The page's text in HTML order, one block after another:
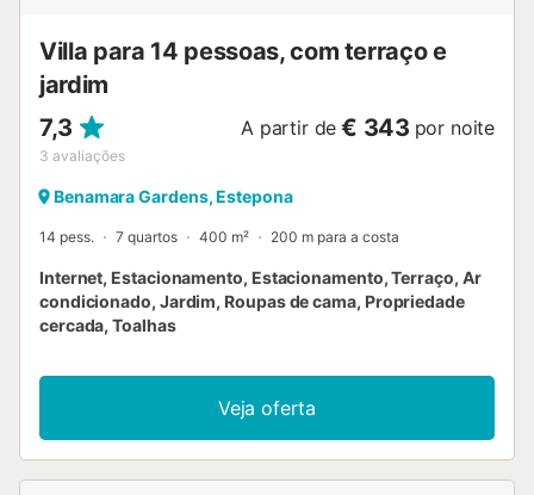
excelentes res...
Villa para 14 pessoas, com terraço e
jardim
7,3
3 avaliações
A partir de € 343 por noite
Benamara Gardens, Estepona
14 pess. 7 quartos 400 m² 200 m para a costa
Internet, Estacionamento, Estacionamento, Terraço, Ar
condicionado, Jardim, Roupas de cama, Propriedade
cercada, Toalhas
Veja oferta